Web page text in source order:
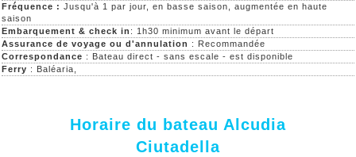
Fréquence : Jusqu'à 1 par jour, en basse saison, augmentée en haute
saison
Embarquement & check in : 1h30 minimum avant le départ
Assurance de voyage ou d'annulation : Recommandée
Correspondance : Bateau direct - sans escale - est disponible
Ferry : Baléaria,
Horaire du bateau Alcudia
Ciutadella